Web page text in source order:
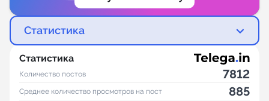
Статистика
Статистика
Количество постов 7812
Среднее количество просмотров на пост 885